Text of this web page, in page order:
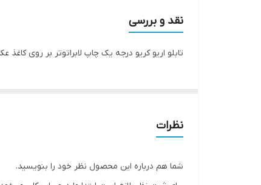
نقد و بررسی
تابلو اریو کریو درجه یک چاپ لابراتوتر بر روی
نظرات
شما هم درباره این محصول نظر خود را بنویسید.